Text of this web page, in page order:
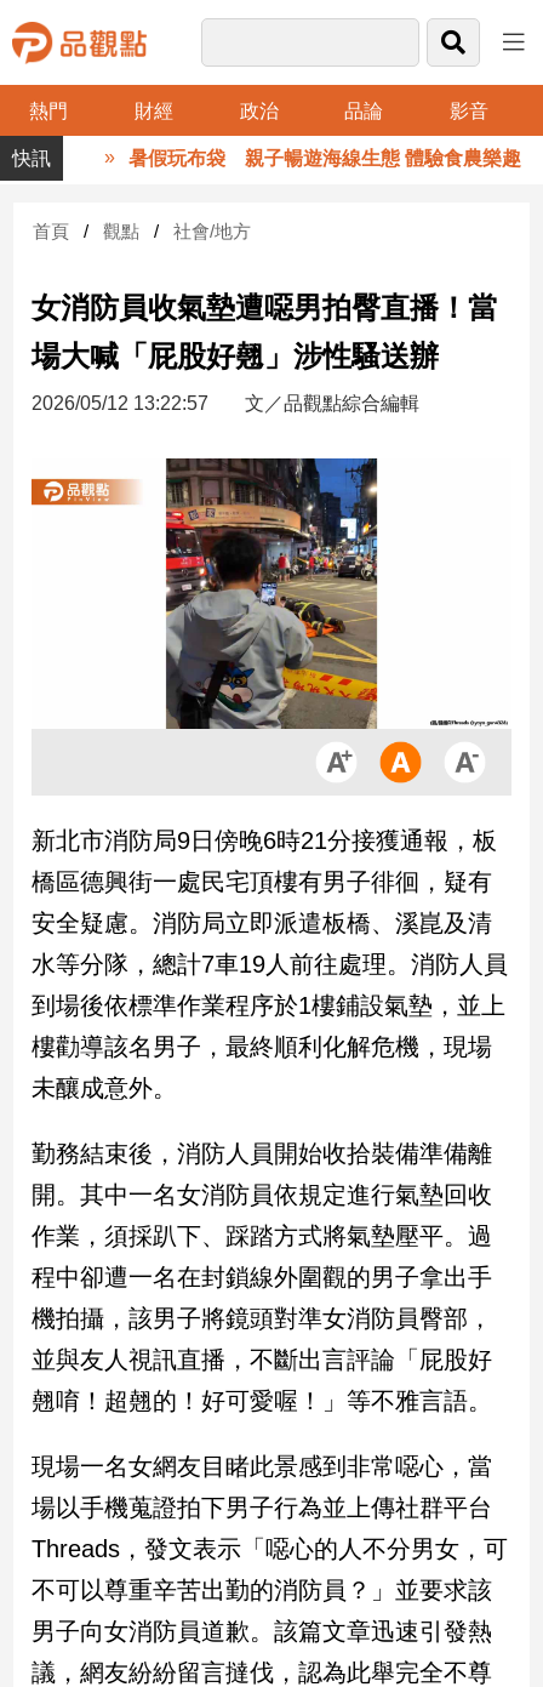
熱門 財經 政治 品論 影音
品
觀
財
台
財
新
產
經/
政
治
政
治
焦
品
觀
點
民
國
會
點
觀
點
兩
國
際
會/
地
方
新
冠
暑假玩布袋 親子暢遊海線生態 體驗食農樂趣
首頁 觀點 社會/地方
女消防員收氣墊遭噁男拍臀直播！當
場大喊「屁股好翹」涉性騷送辦
2026/05/12 13:22:57 文／品觀點綜合編輯
新北市消防局9日傍晚6時21分接獲通報，板
橋區德興街一處民宅頂樓有男子徘徊，疑有
安全疑慮。消防局立即派遣板橋、溪崑及清
水等分隊，總計7車19人前往處理。消防人員
到場後依標準作業程序於1樓鋪設氣墊，並上
樓勸導該名男子，最終順利化解危機，現場
未釀成意外。
勤務結束後，消防人員開始收拾裝備準備離
開。其中一名女消防員依規定進行氣墊回收
作業，須採趴下、踩踏方式將氣墊壓平。過
程中卻遭一名在封鎖線外圍觀的男子拿出手
機拍攝，該男子將鏡頭對準女消防員臀部，
並與友人視訊直播，不斷出言評論「屁股好
翹唷！超翹的！好可愛喔！」等不雅言語。
現場一名女網友目睹此景感到非常噁心，當
場以手機蒐證拍下男子行為並上傳社群平台
Threads，發文表示「噁心的人不分男女，可
不可以尊重辛苦出勤的消防員？」並要求該
男子向女消防員道歉。該篇文章迅速引發熱
議，網友紛紛留言撻伐，認為此舉完全不尊